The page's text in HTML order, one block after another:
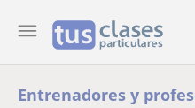
Entrenadores y